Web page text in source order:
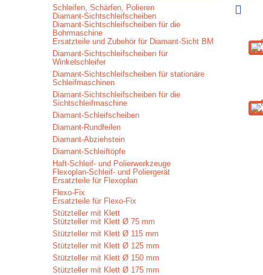
Schleifen, Schärfen, Polieren
Diamant-Sichtschleifscheiben
Diamant-Sichtschleifscheiben für die
Bohrmaschine
Ersatzteile und Zubehör für Diamant-Sicht BM
Diamant-Sichtschleifscheiben für
Winkelschleifer
Diamant-Sichtschleifscheiben für stationäre
Schleifmaschinen
Diamant-Sichtschleifscheiben für die
Sichtschleifmaschine
Diamant-Schleifscheiben
Diamant-Rundfeilen
Diamant-Abziehstein
Diamant-Schleiftöpfe
Haft-Schleif- und Polierwerkzeuge
Flexoplan-Schleif- und Poliergerät
Ersatzteile für Flexoplan
Flexo-Fix
Ersatzteile für Flexo-Fix
Stützteller mit Klett
Stützteller mit Klett Ø 75 mm
Stützteller mit Klett Ø 115 mm
Stützteller mit Klett Ø 125 mm
Stützteller mit Klett Ø 150 mm
Stützteller mit Klett Ø 175 mm